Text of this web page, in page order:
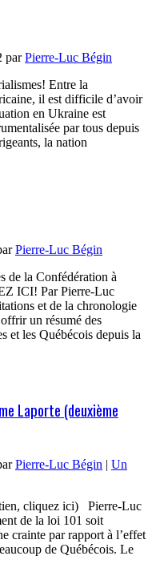
parPierre-Luc Bégin
Entre la
il est difficile d’avoir
en Ukraine est
par tous depuis
la nation
Pierre-Luc Bégin
de la Confédération à
ICI! Par Pierre-Luc
et de la chronologie
un résumé des
et les Québécois depuis la
Laporte (deuxième
Pierre-Luc Bégin | Un
cliquez ici) Pierre-Luc
de la loi 101 soit
crainte par rapport à l’effet
de Québécois. Le